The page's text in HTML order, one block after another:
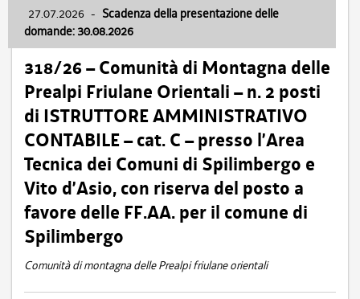
27.07.2026 - Scadenza della presentazione delle
domande: 30.08.2026
318/26 – Comunità di Montagna delle
Prealpi Friulane Orientali – n. 2 posti
di ISTRUTTORE AMMINISTRATIVO
CONTABILE – cat. C – presso l’Area
Tecnica dei Comuni di Spilimbergo e
Vito d’Asio, con riserva del posto a
favore delle FF.AA. per il comune di
Spilimbergo
Comunità di montagna delle Prealpi friulane orientali